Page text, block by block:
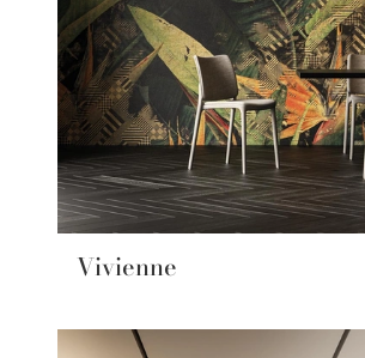
Vivienne